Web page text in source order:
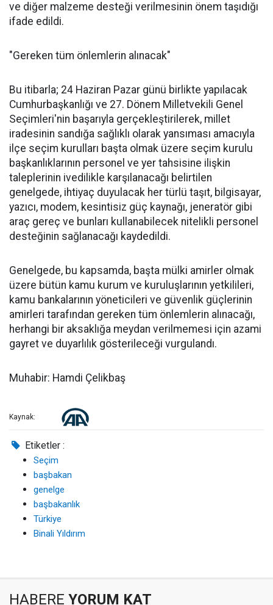
ve diğer malzeme desteği verilmesinin önem taşıdığı
ifade edildi.
"Gereken tüm önlemlerin alınacak"
Bu itibarla; 24 Haziran Pazar günü birlikte yapılacak
Cumhurbaşkanlığı ve 27. Dönem Milletvekili Genel
Seçimleri'nin başarıyla gerçekleştirilerek, millet
iradesinin sandığa sağlıklı olarak yansıması amacıyla
ilçe seçim kurulları başta olmak üzere seçim kurulu
başkanlıklarının personel ve yer tahsisine ilişkin
taleplerinin ivedilikle karşılanacağı belirtilen
genelgede, ihtiyaç duyulacak her türlü taşıt, bilgisayar,
yazıcı, modem, kesintisiz güç kaynağı, jeneratör gibi
araç gereç ve bunları kullanabilecek nitelikli personel
desteğinin sağlanacağı kaydedildi.
Genelgede, bu kapsamda, başta mülki amirler olmak
üzere bütün kamu kurum ve kuruluşlarının yetkilileri,
kamu bankalarının yöneticileri ve güvenlik güçlerinin
amirleri tarafından gereken tüm önlemlerin alınacağı,
herhangi bir aksaklığa meydan verilmemesi için azami
gayret ve duyarlılık gösterileceği vurgulandı.
Muhabir: Hamdi Çelikbaş
Kaynak:
Etiketler :
Seçim
başbakan
genelge
başbakanlık
Türkiye
Binali Yıldırım
HABERE YORUM KAT